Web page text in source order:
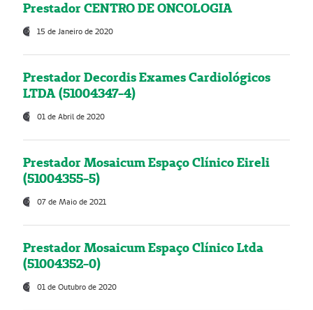
Prestador CENTRO DE ONCOLOGIA
15 de Janeiro de 2020
Prestador Decordis Exames Cardiológicos
LTDA (51004347-4)
01 de Abril de 2020
Prestador Mosaicum Espaço Clínico Eireli
(51004355-5)
07 de Maio de 2021
Prestador Mosaicum Espaço Clínico Ltda
(51004352-0)
01 de Outubro de 2020